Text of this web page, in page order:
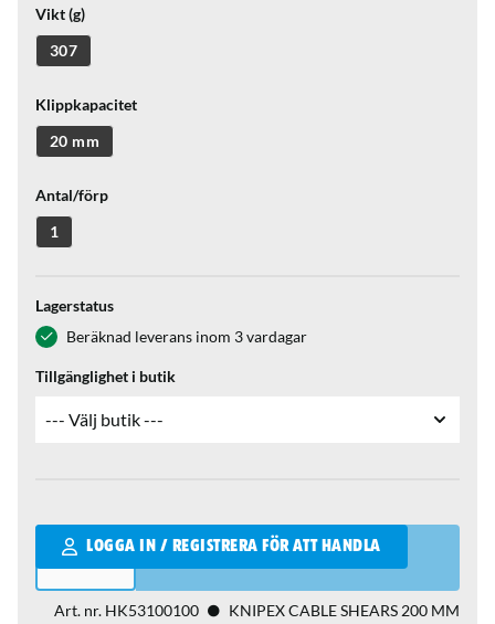
Vikt (g)
307
Klippkapacitet
20 mm
Antal/förp
1
Lagerstatus
Beräknad leverans inom 3 vardagar
Tillgänglighet i butik
LOGGA IN / REGISTRERA FÖR ATT HANDLA
Qantity
Art. nr. HK53100100 KNIPEX CABLE SHEARS 200 MM